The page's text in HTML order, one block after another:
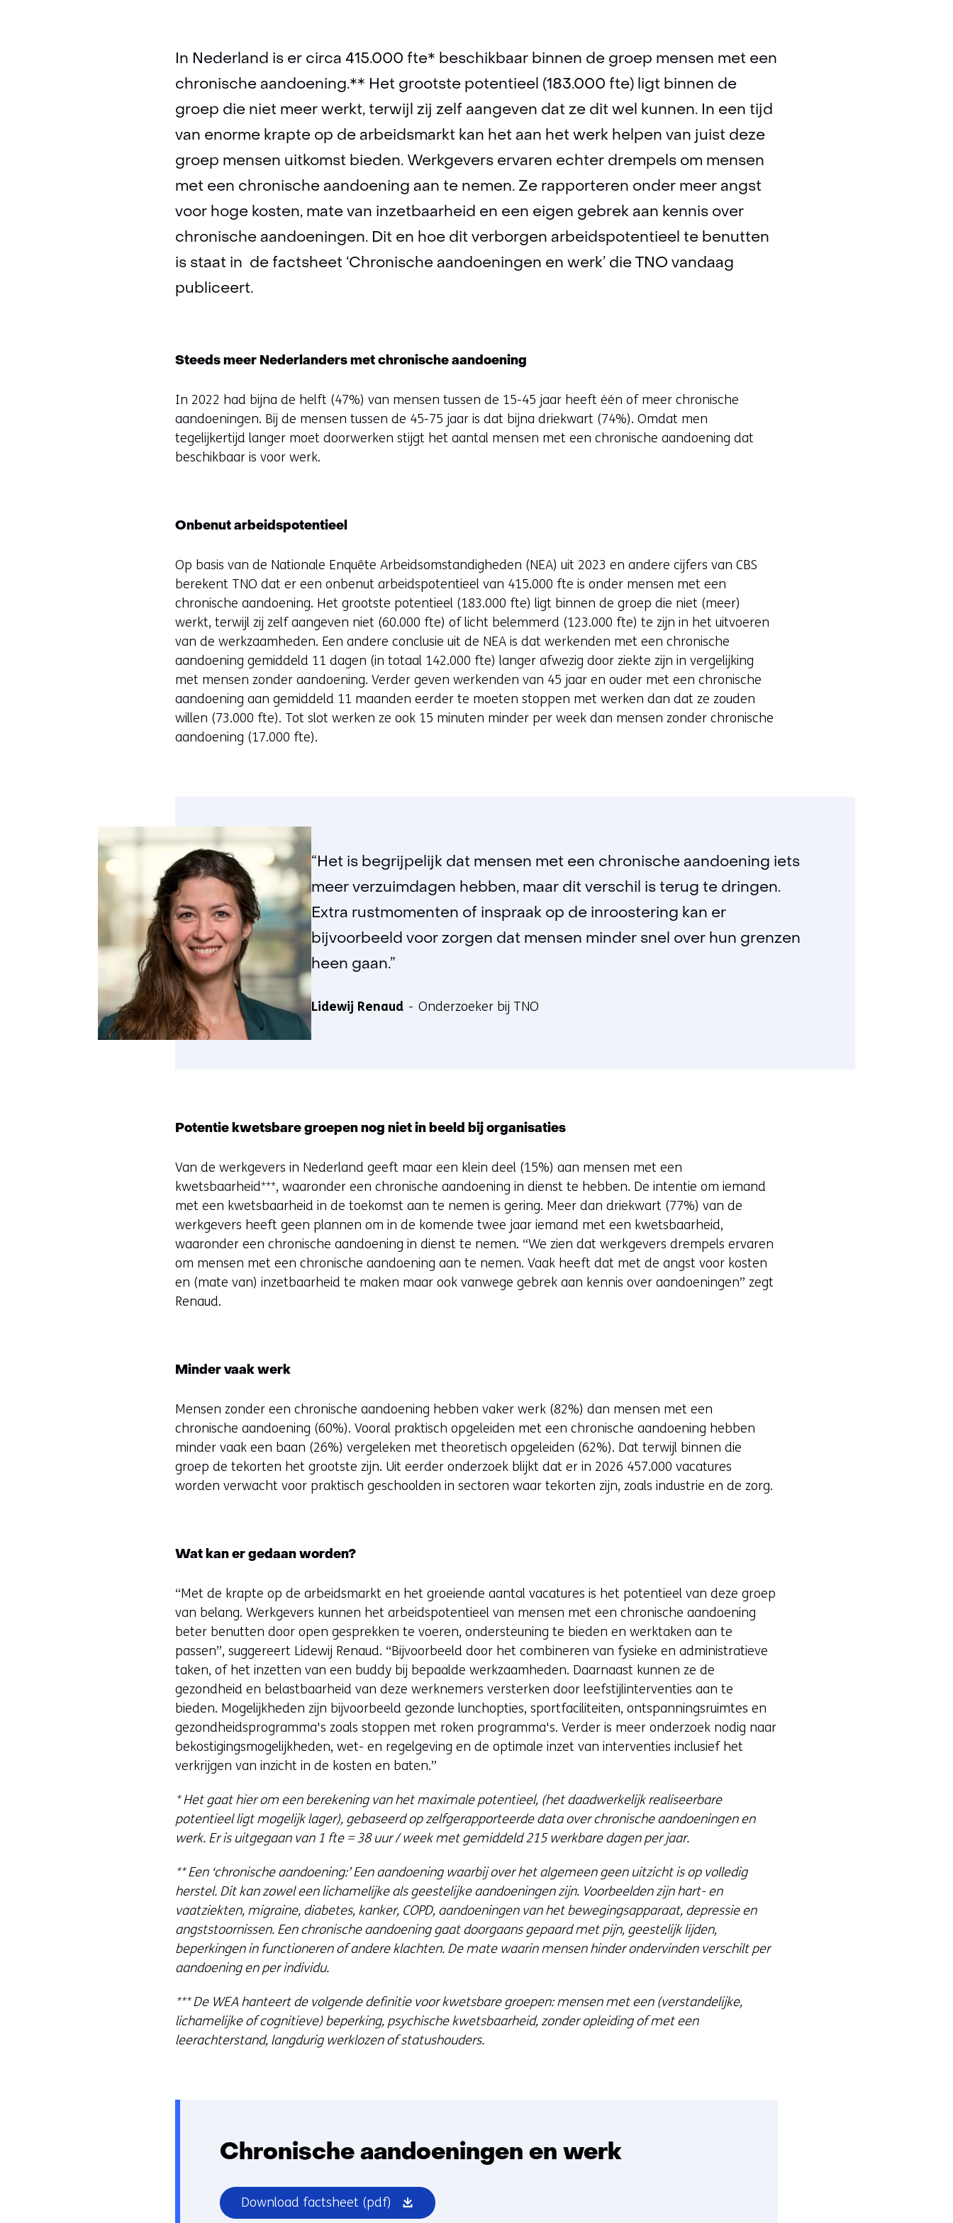
In Nederland is er circa 415.000 fte* beschikbaar binnen de groep mensen met een
chronische aandoening.** Het grootste potentieel (183.000 fte) ligt binnen de
groep die niet meer werkt, terwijl zij zelf aangeven dat ze dit wel kunnen. In een tijd
van enorme krapte op de arbeidsmarkt kan het aan het werk helpen van juist deze
groep mensen uitkomst bieden. Werkgevers ervaren echter drempels om mensen
met een chronische aandoening aan te nemen. Ze rapporteren onder meer angst
voor hoge kosten, mate van inzetbaarheid en een eigen gebrek aan kennis over
chronische aandoeningen. Dit en hoe dit verborgen arbeidspotentieel te benutten
is staat in de factsheet ‘Chronische aandoeningen en werk’ die TNO vandaag
publiceert.
Steeds meer Nederlanders met chronische aandoening
In 2022 had bijna de helft (47%) van mensen tussen de 15-45 jaar heeft één of meer chronische
aandoeningen. Bij de mensen tussen de 45-75 jaar is dat bijna driekwart (74%). Omdat men
tegelijkertijd langer moet doorwerken stijgt het aantal mensen met een chronische aandoening dat
beschikbaar is voor werk.
Onbenut arbeidspotentieel
Op basis van de Nationale Enquête Arbeidsomstandigheden (NEA) uit 2023 en andere cijfers van CBS
berekent TNO dat er een onbenut arbeidspotentieel van 415.000 fte is onder mensen met een
chronische aandoening. Het grootste potentieel (183.000 fte) ligt binnen de groep die niet (meer)
werkt, terwijl zij zelf aangeven niet (60.000 fte) of licht belemmerd (123.000 fte) te zijn in het uitvoeren
van de werkzaamheden. Een andere conclusie uit de NEA is dat werkenden met een chronische
aandoening gemiddeld 11 dagen (in totaal 142.000 fte) langer afwezig door ziekte zijn in vergelijking
met mensen zonder aandoening. Verder geven werkenden van 45 jaar en ouder met een chronische
aandoening aan gemiddeld 11 maanden eerder te moeten stoppen met werken dan dat ze zouden
willen (73.000 fte). Tot slot werken ze ook 15 minuten minder per week dan mensen zonder chronische
aandoening (17.000 fte).
“Het is begrijpelijk dat mensen met een chronische aandoening iets
meer verzuimdagen hebben, maar dit verschil is terug te dringen.
Extra rustmomenten of inspraak op de inroostering kan er
bijvoorbeeld voor zorgen dat mensen minder snel over hun grenzen
heen gaan.”
Lidewij Renaud Onderzoeker bij TNO
Potentie kwetsbare groepen nog niet in beeld bij organisaties
Van de werkgevers in Nederland geeft maar een klein deel (15%) aan mensen met een
kwetsbaarheid***, waaronder een chronische aandoening in dienst te hebben. De intentie om iemand
met een kwetsbaarheid in de toekomst aan te nemen is gering. Meer dan driekwart (77%) van de
werkgevers heeft geen plannen om in de komende twee jaar iemand met een kwetsbaarheid,
waaronder een chronische aandoening in dienst te nemen. “We zien dat werkgevers drempels ervaren
om mensen met een chronische aandoening aan te nemen. Vaak heeft dat met de angst voor kosten
en (mate van) inzetbaarheid te maken maar ook vanwege gebrek aan kennis over aandoeningen” zegt
Renaud.
Minder vaak werk
Mensen zonder een chronische aandoening hebben vaker werk (82%) dan mensen met een
chronische aandoening (60%). Vooral praktisch opgeleiden met een chronische aandoening hebben
minder vaak een baan (26%) vergeleken met theoretisch opgeleiden (62%). Dat terwijl binnen die
groep de tekorten het grootste zijn. Uit eerder onderzoek blijkt dat er in 2026 457.000 vacatures
worden verwacht voor praktisch geschoolden in sectoren waar tekorten zijn, zoals industrie en de zorg.
Wat kan er gedaan worden?
“Met de krapte op de arbeidsmarkt en het groeiende aantal vacatures is het potentieel van deze groep
van belang. Werkgevers kunnen het arbeidspotentieel van mensen met een chronische aandoening
beter benutten door open gesprekken te voeren, ondersteuning te bieden en werktaken aan te
passen”, suggereert Lidewij Renaud. “Bijvoorbeeld door het combineren van fysieke en administratieve
taken, of het inzetten van een buddy bij bepaalde werkzaamheden. Daarnaast kunnen ze de
gezondheid en belastbaarheid van deze werknemers versterken door leefstijlinterventies aan te
bieden. Mogelijkheden zijn bijvoorbeeld gezonde lunchopties, sportfaciliteiten, ontspanningsruimtes en
gezondheidsprogramma's zoals stoppen met roken programma's. Verder is meer onderzoek nodig naar
bekostigingsmogelijkheden, wet- en regelgeving en de optimale inzet van interventies inclusief het
verkrijgen van inzicht in de kosten en baten.”
* Het gaat hier om een berekening van het maximale potentieel, (het daadwerkelijk realiseerbare
potentieel ligt mogelijk lager), gebaseerd op zelfgerapporteerde data over chronische aandoeningen en
werk. Er is uitgegaan van 1 fte = 38 uur / week met gemiddeld 215 werkbare dagen per jaar.
** Een ‘chronische aandoening:’ Een aandoening waarbij over het algemeen geen uitzicht is op volledig
herstel. Dit kan zowel een lichamelijke als geestelijke aandoeningen zijn. Voorbeelden zijn hart- en
vaatziekten, migraine, diabetes, kanker, COPD, aandoeningen van het bewegingsapparaat, depressie en
angststoornissen. Een chronische aandoening gaat doorgaans gepaard met pijn, geestelijk lijden,
beperkingen in functioneren of andere klachten. De mate waarin mensen hinder ondervinden verschilt per
aandoening en per individu.
*** De WEA hanteert de volgende definitie voor kwetsbare groepen: mensen met een (verstandelijke,
lichamelijke of cognitieve) beperking, psychische kwetsbaarheid, zonder opleiding of met een
leerachterstand, langdurig werklozen of statushouders.
Chronische aandoeningen en werk
Download factsheet (pdf) (opent